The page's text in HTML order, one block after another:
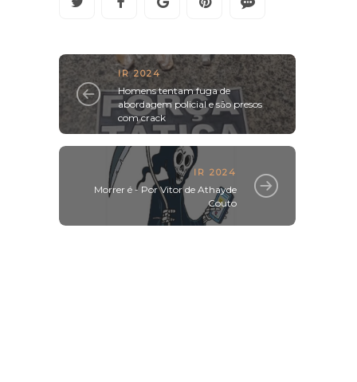
IR 2024
Homens tentam fuga de
abordagem policial e são presos
com crack
IR 2024
Morrer é - Por Vitor de Athayde
Couto